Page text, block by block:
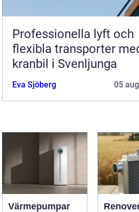
Professionella lyft och
flexibla transporter
kranbil i Svenljunga
Eva Sjöberg 05
Värmepumpar